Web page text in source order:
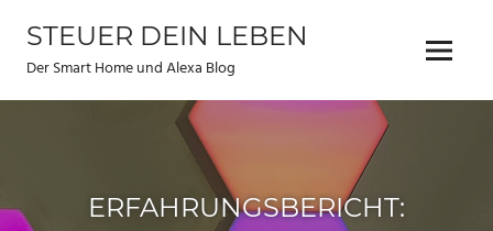
Inhalt
springen
STEUER DEIN LEBEN
Der Smart Home und Alexa Blog Menu
ERFAHRUNGSBERICHT: